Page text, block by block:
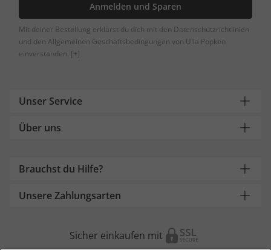
Anmelden und Sparen
Mit deiner Bestellung erklärst du dich mit den Datenschutzrichtlinien
und den Allgemeinen Geschäftsbedingungen von Ulla Popken
einverstanden. [+]
Unser Service
Über uns
Brauchst du Hilfe?
Unsere Zahlungsarten
Sicher einkaufen mit